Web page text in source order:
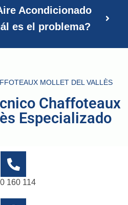
Acondicionado
es el problema?
MOLLET DEL VALLÈS
Chaffoteaux
Especializado
160 114